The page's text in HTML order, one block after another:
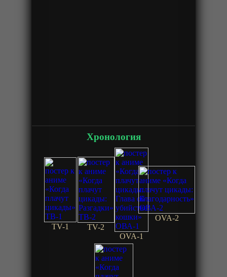
Хронология
TV-1
TV-2
OVA-1
OVA-2